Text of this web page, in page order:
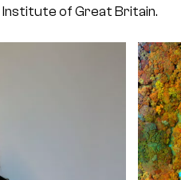
of Great Britain.